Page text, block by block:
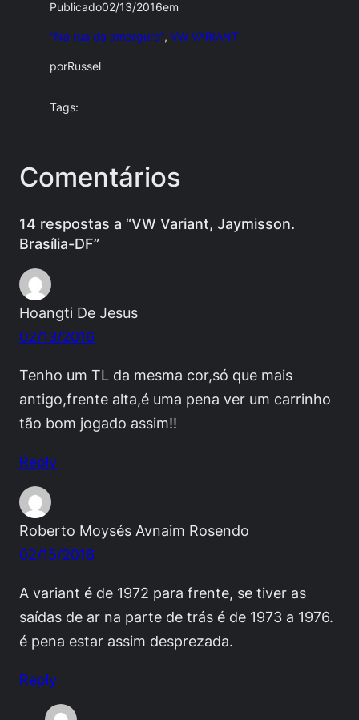
Publicado02/13/2016em
"Na rua da amargura", VW VARIANT
porRussel
Tags:
Comentários
14 respostas a “VW Variant, Jaymisson.
Brasília-DF”
Hoangti De Jesus
02/13/2016
Tenho um TL da mesma cor,só que mais
antigo,frente alta,é uma pena ver um carrinho
tão bom jogado assim!!
Reply
Roberto Moysés Avnaim Rosendo
02/15/2016
A variant é de 1972 para frente, se tiver as
saídas de ar na parte de trás é de 1973 a 1976.
é pena estar assim desprezada.
Reply